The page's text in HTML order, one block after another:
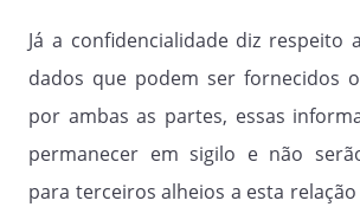
Já a confidencialidade diz respeito
dados que podem ser fornecidos
por ambas as partes, essas
permanecer em sigilo e não
para terceiros alheios a esta